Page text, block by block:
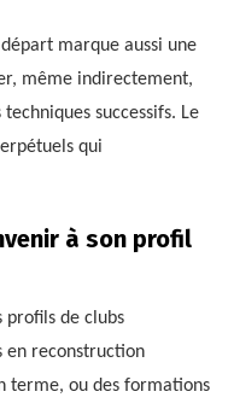
marque aussi une
même indirectement,
successifs. Le
qui
à son profil
profils de clubs
en reconstruction
terme, ou des formations